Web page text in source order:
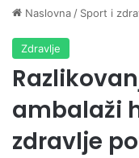
Naslovna / Sport i
Zdravlje
ambalaži
zdravlje